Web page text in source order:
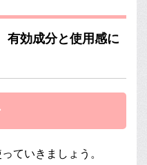
有効成分と使用感に
ていきましょう。